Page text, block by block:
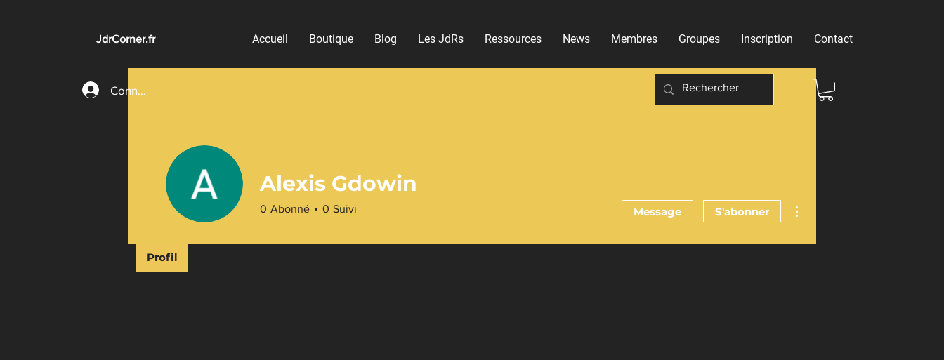
JdrCorner.fr
Connexion
Accueil Boutique Blog Les JdRs Ressources News Membres Groupes Inscription Contact
Alexis Gdowin
0 Abonné 0 Suivi Message S'abonner
Profil